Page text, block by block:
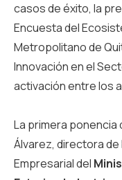
casos de éxito, la
Encuesta del
Metropolitano de
Innovación en el
activación entre los
La primera ponencia
Álvarez, directora
Empresarial del